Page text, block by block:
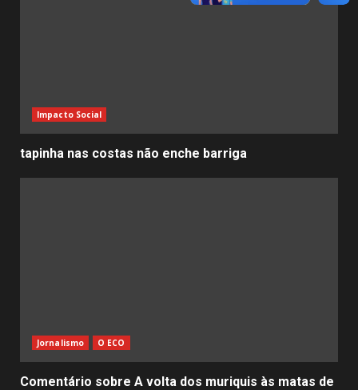
Impacto Social
tapinha nas costas não enche barriga
Jornalismo O ECO
Comentário sobre A volta dos muriquis às matas de